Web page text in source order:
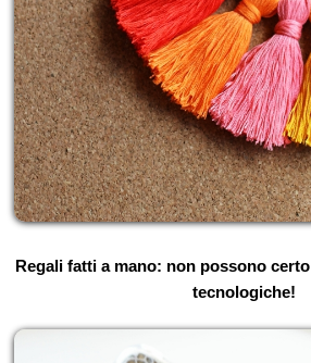
Regali fatti a mano: non possono
tecnologiche!